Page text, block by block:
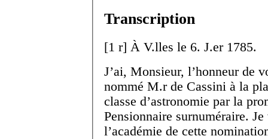
Transcription
[1 r] À V.lles le 6. J.er1785.
J’ai, Monsieur, l’honneur de
nommé M.rde Cassini à la
classe d’astronomie par la
Pensionnaire surnuméraire.
l’académie de cette